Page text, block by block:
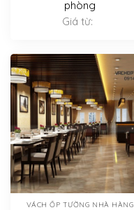
phòng
Giá từ:
VÁCH ỐP TƯỜNG NHÀ HÀNG